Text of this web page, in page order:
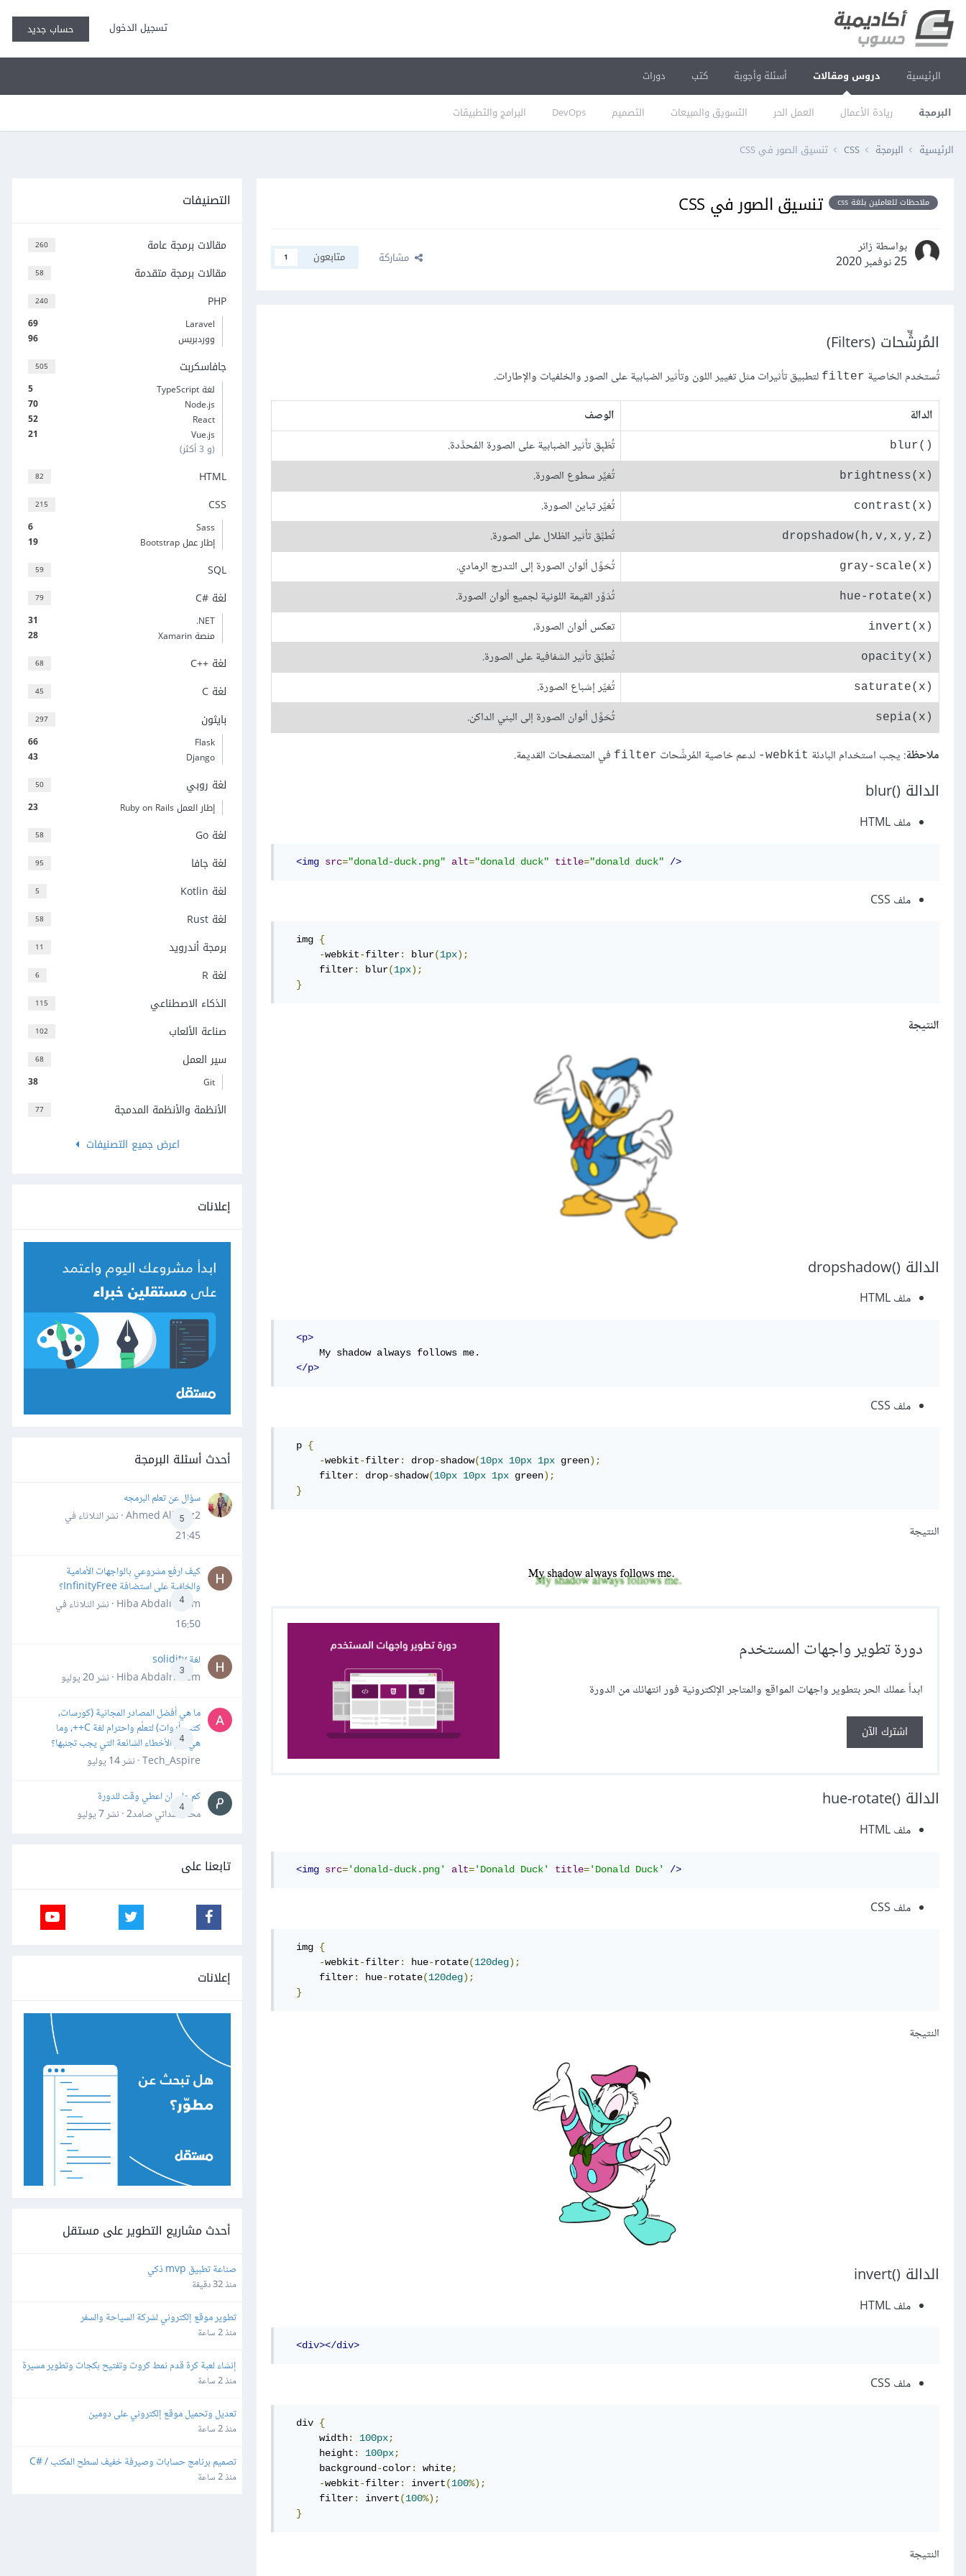
تسجيل الدخول حساب جديد
الرئيسية دروس ومقالات
البرمجة ريادة الأعمال العمل الحر التسويق والمبيعات التصميم DevOps البرامج والتطبيقات
أسئلة وأجوبة كتب دورات
الرئيسية البرمجة CSS تنسيق الصور في CSS
ملاحظات للعاملين بلغة css تنسيق الصور في CSS
بواسطة زائر
25 نوفمبر 2020
مشاركة متابعون 1
المُرشِّحات (Filters)
تُستخدم الخاصية filter لتطبيق تأثيرات مثل تغيير اللون وتأثير الضبابية على الصور والخلفيات والإطارات.
الدالة
الوصف
()blur تُطَبِق تأثير الضبابية على الصورة المُحدَّدة.
(brightness(x تُغيِّر سطوع الصورة.
(contrast(x تُغيِّر تباين الصورة.
(dropshadow(h,v,x,y,z تُطبِّق تأثير الظلال على الصورة.
(gray-scale(x تُحَوِّل ألوان الصورة إلى التدرج الرمادي.
(hue-rotate(x تُدَوِّر القيمة اللونية لجميع ألوان الصورة.
(invert(x تعكس ألوان الصورة،
(opacity(x تُطبِّق تأثير الشفافية على الصورة.
(saturate(x تُغيِّر إشباع الصورة.
(sepia(x
تُحَوِّل ألوان الصورة إلى البني الداكن.
ملاحظة: يجب استخدام البادئة ‎-webkit لدعم خاصية المُرشِّحات filter في المتصفحات القديمة.
الدالة ()blur
ملف HTML
<img src="donald-duck.png" alt="donald duck" title="donald duck" />
ملف CSS
  img
{
-webkit-filter: blur(1px);
      filter
: blur(1px);
}
النتيجة
الدالة ()dropshadow
ملف HTML
<p>
      My shadow always follows me.
</p>
ملف CSS
  p
{
-webkit-filter: drop-shadow(10px 10px 1px green);
      filter
: drop-shadow(10px 10px 1px green);
}
النتيجة
دورة تطوير واجهات المستخدم
ابدأ عملك الحر بتطوير واجهات المواقع والمتاجر الإلكترونية فور انتهائك من الدورة
اشترك الآن
الدالة ()hue-rotate
ملف HTML
<img src='donald-duck.png' alt='Donald Duck' title='Donald Duck' />
ملف CSS
  img
{
-webkit-filter: hue-rotate(120deg);
      filter
: hue-rotate(120deg);
}
النتيجة
الدالة ()invert
ملف HTML
<div></div>
ملف CSS
  div
{
      width
: 100px;
      height
: 100px;
      background
-color: white;
-webkit-filter: invert(100%);
      filter
: invert(100%);
}
النتيجة
التصنيفات
260 مقالات برمجة عامة
58 مقالات برمجة متقدمة
240 PHP
69
Laravel
96
ووردبريس
505 جافاسكربت
5
لغة TypeScript
70
Node.js
52
React
21
Vue.js
(و 3 أكثر)
82 HTML
215 CSS
6
Sass
19
إطار عمل Bootstrap
59 SQL
79 لغة C#‎
31
‎.NET
28
منصة Xamarin
68 لغة C++‎
45 لغة C
297 بايثون
66
Flask
43
Django
50 لغة روبي
23 إطار العمل Ruby on Rails
58 لغة Go
95 لغة جافا
5 لغة Kotlin
58 لغة Rust
11 برمجة أندرويد
6 لغة R
115 الذكاء الاصطناعي
102 صناعة الألعاب
68 سير العمل
38 Git
77
الأنظمة والأنظمة المدمجة
اعرض جميع التصنيفات
إعلانات
أحدث أسئلة البرمجة
5
سؤال عن تعلم البرمجه
Ahmed Alhafiz2 · نشر
الثلاثاء في
21:45
4
كيف ارفع مشروعي بالواجهات الأمامية
والخلفية على استضافة InfinityFree؟
Hiba Abdalrheem · نشر
الثلاثاء في
16:50
3
لغة solidity
Hiba Abdalrheem · نشر
20 يوليو
4
ما هي أفضل المصادر المجانية (كورسات،
كتب، أدوات) لتعلّم واحترام لغة C++، وما
هي أهم الأخطاء الشائعة التي يجب تجنبها؟
Tech_Aspire · نشر
14 يوليو
4
كم علي ان اعطي وقت للدورة
محمد سداتي صامد2 · نشر
7 يوليو
تابعنا على
إعلانات
أحدث مشاريع التطوير على مستقل
صناعة تطبيق mvp ذكي
منذ 32 دقيقة
تطوير موقع إلكتروني لشركة السياحة والسفر
منذ 2 ساعة
لاعب للهواتف
منذ 2 ساعة
تعديل وتحميل موقع إلكتروني على دومين
منذ 2 ساعة
SQLite
منذ 2 ساعة